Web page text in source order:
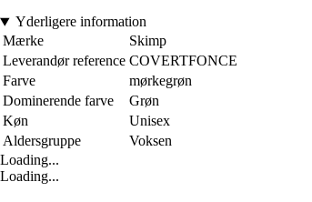
Yderligere information
Mærke
Skimp
Leverandør reference COVERTFONCE
Farve
mørkegrøn
Dominerende farve
Grøn
Køn
Unisex
Aldersgruppe
Voksen
Loading...
Loading...